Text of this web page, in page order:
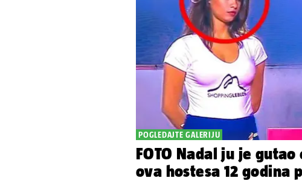
POGLEDAJTE GALERIJU
FOTO Nadal ju je
ova hostesa 12 godina